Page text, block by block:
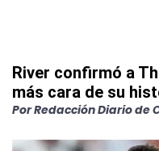
River confirmó a
más cara de su
PorRedacción Diario de